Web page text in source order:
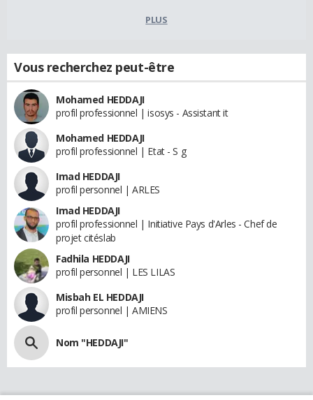
PLUS
Vous recherchez peut-être
Mohamed HEDDAJI
profil professionnel | isosys - Assistant it
Mohamed HEDDAJI
profil professionnel | Etat - S g
Imad HEDDAJI
profil personnel | ARLES
Imad HEDDAJI
profil professionnel | Initiative Pays d'Arles - Chef de
projet citéslab
Fadhila HEDDAJI
profil personnel | LES LILAS
Misbah EL HEDDAJI
profil personnel | AMIENS
Nom "HEDDAJI"